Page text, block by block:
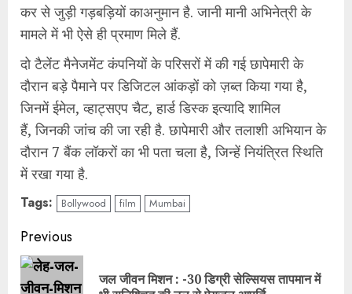
कर से जुड़ी गड़बड़ियों काअनुमान है. जानी मानी अभिनेत्री के
मामले में भी ऐसे ही प्रमाण मिले हैं.
दो टैलेंट मैनेजमेंट कंपनियों के परिसरों में की गई छापेमारी के
दौरान बड़े पैमाने पर डिजिटल आंकड़ों को ज़ब्त किया गया है,
जिनमें ईमेल, व्हाट्सएप चैट, हार्ड डिस्क इत्यादि शामिल
हैं, जिनकी जांच की जा रही है. छापेमारी और तलाशी अभियान के
दौरान 7 बैंक लॉकरों का भी पता चला है, जिन्हें नियंत्रित स्थिति
में रखा गया है.
Tags: Bollywood film Mumbai
Continue
Reading
Previous
जल जीवन मिशन : -30 डिग्री सेल्सियस तापमान में